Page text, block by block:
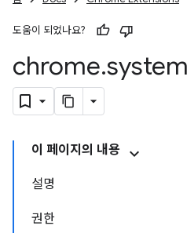
도움이 되었나요?
chrome.system
이 페이지의 내용
설명
권한